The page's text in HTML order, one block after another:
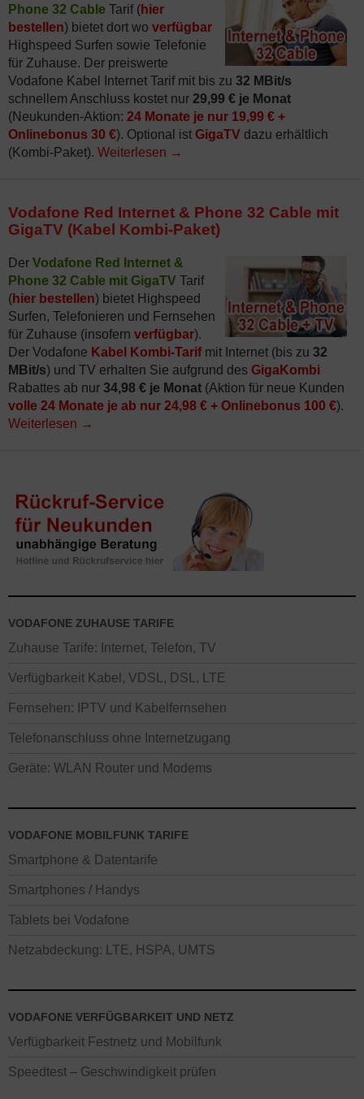
Phone 32 Cable Tarif (hier
bestellen) bietet dort wo verfügbar
Highspeed Surfen sowie Telefonie
für Zuhause. Der preiswerte
Vodafone Kabel Internet Tarif mit bis zu 32 MBit/s
schnellem Anschluss kostet nur 29,99 € je Monat
(Neukunden-Aktion: 24 Monate je nur 19,99 € +
Onlinebonus 30 €). Optional ist GigaTV dazu erhältlich
(Kombi-Paket). Weiterlesen →
Vodafone Red Internet & Phone 32 Cable mit
GigaTV (Kabel Kombi-Paket)
Der Vodafone Red Internet &
Phone 32 Cable mit GigaTV Tarif
(hier bestellen) bietet Highspeed
Surfen, Telefonieren und Fernsehen
für Zuhause (insofern verfügbar).
Der Vodafone Kabel Kombi-Tarifmit Internet (bis zu 32
MBit/s) und TV erhalten Sie aufgrund des GigaKombi
Rabattes ab nur 34,98 € je Monat (Aktion für neue Kunden
volle 24 Monate je ab nur 24,98 € + Onlinebonus 100 €).
Weiterlesen →
VODAFONE ZUHAUSE TARIFE
Zuhause Tarife: Internet, Telefon, TV
Verfügbarkeit Kabel, VDSL, DSL, LTE
Fernsehen: IPTV und Kabelfernsehen
Telefonanschluss ohne Internetzugang
Geräte: WLAN Router und Modems
VODAFONE MOBILFUNK TARIFE
Smartphone & Datentarife
Smartphones / Handys
Tablets bei Vodafone
Netzabdeckung: LTE, HSPA, UMTS
VODAFONE VERFÜGBARKEIT UND NETZ
Verfügbarkeit Festnetz und Mobilfunk
Speedtest – Geschwindigkeit prüfen